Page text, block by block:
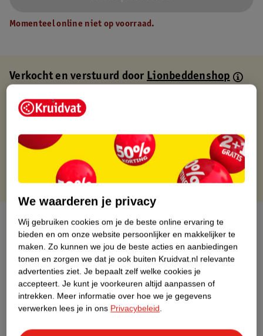
Momenteel online niet op voorraad.
Verkocht en verstuurd doorLionbeddenshop
Binnen 1 werkdag verstuurd
Gratis thuisbezorgd
Gratis punten met je Kruidvat kaart
Over dit product
Productinformatie
Etiketinformatie
Nature Impact Score
We waarderen je privacy
Wij gebruiken cookies om je de beste online ervaring te
bieden en om onze website persoonlijker en makkelijker te
maken. Zo kunnen we jou de beste acties en aanbiedingen
tonen en zorgen we dat je ook buiten Kruidvat.nl relevante
advertenties ziet. Je bepaalt zelf welke cookies je
accepteert. Je kunt je voorkeuren altijd aanpassen of
intrekken. Meer informatie over hoe we je gegevens
verwerken lees je in ons Privacybeleid.